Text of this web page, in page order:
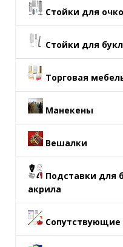
Стойки для
Стойки для
Торговая
Манекены
Вешалки
Подставки для
акрила
Сопутствующие